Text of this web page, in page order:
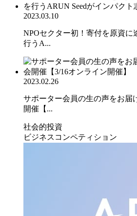
2023.03.10
NPOセクター初！寄付を原資に
行うA...
2023.02.26
サポーター会員の生の声をお届
開催【...
社会的投資
ビジネスコンペティション